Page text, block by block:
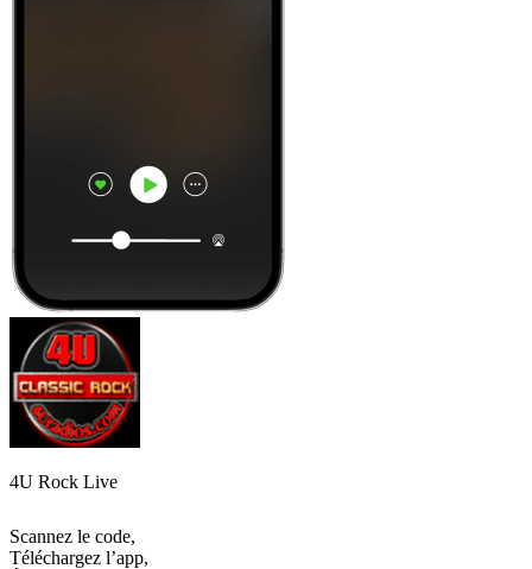
4U Rock Live
Scannez le code,
Téléchargez l’app,